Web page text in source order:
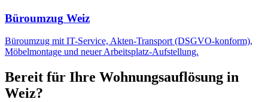
Büroumzug Weiz
Büroumzug mit IT-Service, Akten-Transport (DSGVO-konform),
Möbelmontage und neuer Arbeitsplatz-Aufstellung.
Bereit für Ihre Wohnungsauflösung in
Weiz?